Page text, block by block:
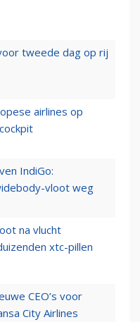
tweede dag op rij
airlines op
IndiGo:
vloot weg
na vlucht
xtc-pillen
CEO’s voor
City Airlines